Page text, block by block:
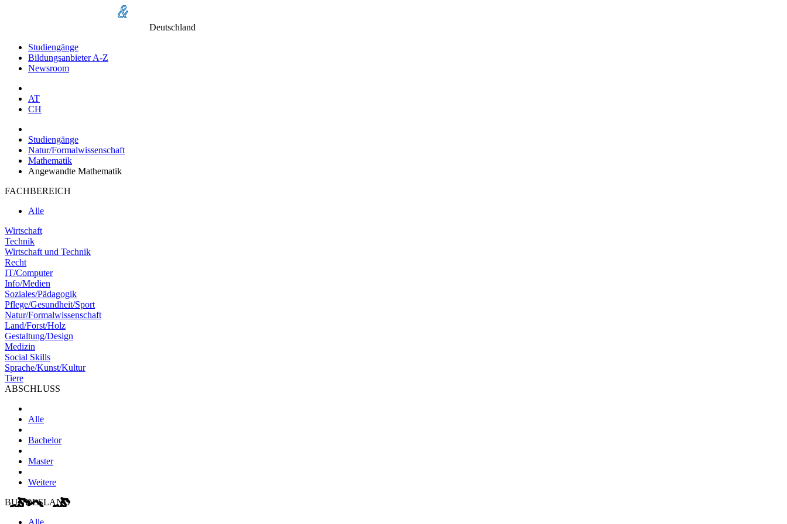
Deutschland
Studiengänge
Bildungsanbieter A-Z
Newsroom
AT
CH
Studiengänge
Natur/Formalwissenschaft
Mathematik
Angewandte Mathematik
FACHBEREICH
Alle
Wirtschaft
Technik
Wirtschaft und Technik
Recht
IT/Computer
Info/Medien
Soziales/Pädagogik
Pflege/Gesundheit/Sport
Natur/Formalwissenschaft
Land/Forst/Holz
Gestaltung/Design
Medizin
Social Skills
Sprache/Kunst/Kultur
Tiere
ABSCHLUSS
Alle
Bachelor
Master
Weitere
BUNDESLAND
Alle